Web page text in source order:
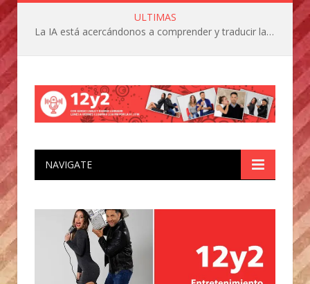
ULTIMAS
La IA está acercándonos a comprender y traducir las vocalizaciones y comportamientos de nuestras mascotas
NAVIGATE